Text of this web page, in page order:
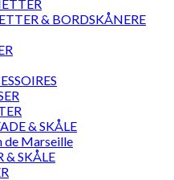
& BORDSKÅNERE
& SKÅLE
de Marseille
& SKÅLE